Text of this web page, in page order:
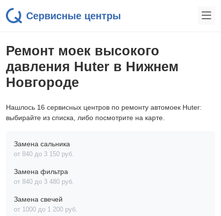
Сервисные центры
Ремонт моек высокого
давления Huter в Нижнем
Новгороде
Нашлось 16 сервисных центров по ремонту автомоек Huter:
выбирайте из списка, либо посмотрите на карте.
Замена сальника
от 840 до 3 150 pyб.
Замена фильтра
от 840 до 3 480 pyб.
Замена свечей
от 1000 до 1 200 pyб.